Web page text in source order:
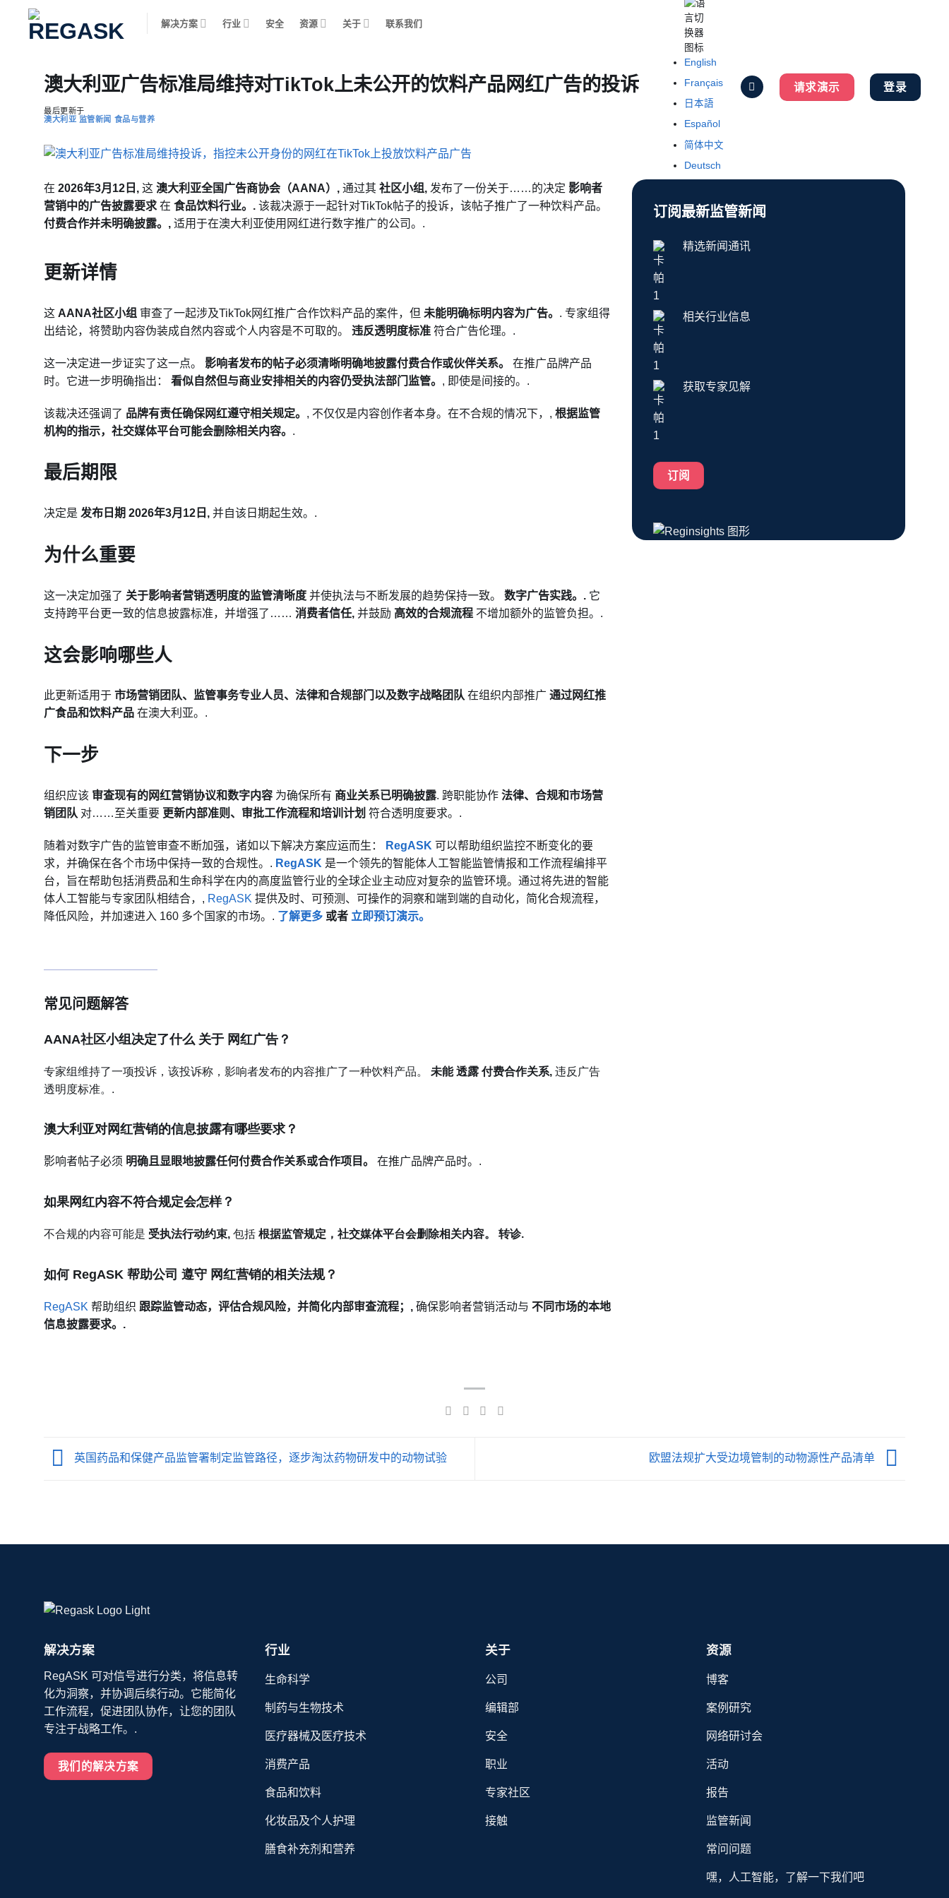
解决方案 行业 安全 资源 关于 联系我们
English
Français
日本語
Español
简体中文
Deutsch
请求演示 登录
澳大利亚广告标准局维持对TikTok上未公开的饮料产品网红广告的投诉
最后更新于
澳大利亚 监管新闻 食品与营养
在 2026年3月12日, 这 澳大利亚全国广告商协会（AANA）, 通过其 社区小组, 发布了一份关于……的决定 影响者
营销中的广告披露要求在 食品饮料行业。. 该裁决源于一起针对TikTok帖子的投诉，该帖子推广了一种饮料产品。
付费合作并未明确披露。, 适用于在澳大利亚使用网红进行数字推广的公司。.
更新详情
这 AANA社区小组 审查了一起涉及TikTok网红推广合作饮料产品的案件，但 未能明确标明内容为广告。 . 专家组得
出结论，将赞助内容伪装成自然内容或个人内容是不可取的。 违反透明度标准 符合广告伦理。.
这一决定进一步证实了这一点。 影响者发布的帖子必须清晰明确地披露付费合作或伙伴关系。
在推广品牌产品
时。它进一步明确指出： 看似自然但与商业安排相关的内容仍受执法部门监管。 , 即使是间接的。.
该裁决还强调了 品牌有责任确保网红遵守相关规定。 , 不仅仅是内容创作者本身。在不合规的情况下，, 根据监管
机构的指示，社交媒体平台可能会删除相关内容。 .
最后期限
决定是 发布日期 2026年3月12日, 并自该日期起生效。.
为什么重要
这一决定加强了 关于影响者营销透明度的监管清晰度 并使执法与不断发展的趋势保持一致。 数字广告实践。. 它
支持跨平台更一致的信息披露标准，并增强了…… 消费者信任, 并鼓励 高效的合规流程 不增加额外的监管负担。.
这会影响哪些人
此更新适用于 市场营销团队、监管事务专业人员、法律和合规部门以及数字战略团队 在组织内部推广 通过网红推
广食品和饮料产品 在澳大利亚。.
下一步
组织应该 审查现有的网红营销协议和数字内容 为确保所有 商业关系已明确披露. 跨职能协作 法律、合规和市场营
销团队 对……至关重要 更新内部准则、审批工作流程和培训计划 符合透明度要求。.
随着对数字广告的监管审查不断加强，诸如以下解决方案应运而生： RegASK 可以帮助组织监控不断变化的要
求，并确保在各个市场中保持一致的合规性。. RegASK 是一个领先的智能体人工智能监管情报和工作流程编排平
台，旨在帮助包括消费品和生命科学在内的高度监管行业的全球企业主动应对复杂的监管环境。通过将先进的智能
体人工智能与专家团队相结合，, RegASK 提供及时、可预测、可操作的洞察和端到端的自动化，简化合规流程，
降低风险，并加速进入 160 多个国家的市场。. 了解更多 或者 立即预订演示。
常见问题解答
AANA社区小组决定了什么 关于 网红广告？
专家组维持了一项投诉，该投诉称，影响者发布的内容推广了一种饮料产品。 未能 透露 付费合作关系, 违反广告
透明度标准。.
澳大利亚对网红营销的信息披露有哪些要求？
影响者帖子必须 明确且显眼地披露任何付费合作关系或合作项目。 在推广品牌产品时。.
如果网红内容不符合规定会怎样？
不合规的内容可能是 受执法行动约束, 包括 根据监管规定，社交媒体平台会删除相关内容。 转诊.
如何 RegASK 帮助公司 遵守 网红营销的相关法规？
RegASK 帮助组织 跟踪监管动态，评估合规风险，并简化内部审查流程；, 确保影响者营销活动与 不同市场的本地
信息披露要求。.
订阅最新监管新闻
精选新闻通讯
相关行业信息
获取专家见解
订阅
英国药品和保健产品监管署制定监管路径，逐步淘汰药物研发中的动物试验 欧盟法规扩大受边境管制的动物源性产品清单
解决方案
RegASK 可对信号进行分类，将信息转
化为洞察，并协调后续行动。它能简化
工作流程，促进团队协作，让您的团队
专注于战略工作。.
我们的解决方案
行业
生命科学
制药与生物技术
医疗器械及医疗技术
消费产品
食品和饮料
化妆品及个人护理
膳食补充剂和营养
关于
公司
编辑部
安全
职业
专家社区
接触
资源
博客
案例研究
网络研讨会
活动
报告
监管新闻
常问问题
嘿，人工智能，了解一下我们吧